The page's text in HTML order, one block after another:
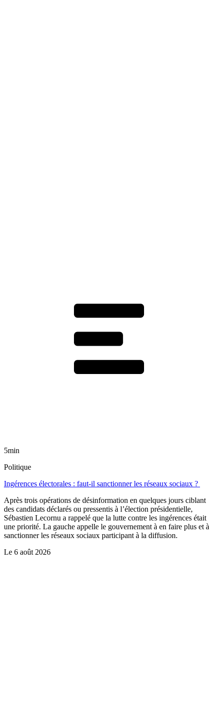
5min
Politique
Ingérences électorales : faut-il sanctionner les réseaux sociaux ?
Après trois opérations de désinformation en quelques jours ciblant
des candidats déclarés ou pressentis à l’élection présidentielle,
Sébastien Lecornu a rappelé que la lutte contre les ingérences était
une priorité. La gauche appelle le gouvernement à en faire plus et à
sanctionner les réseaux sociaux participant à la diffusion.
Le 6 août 2026